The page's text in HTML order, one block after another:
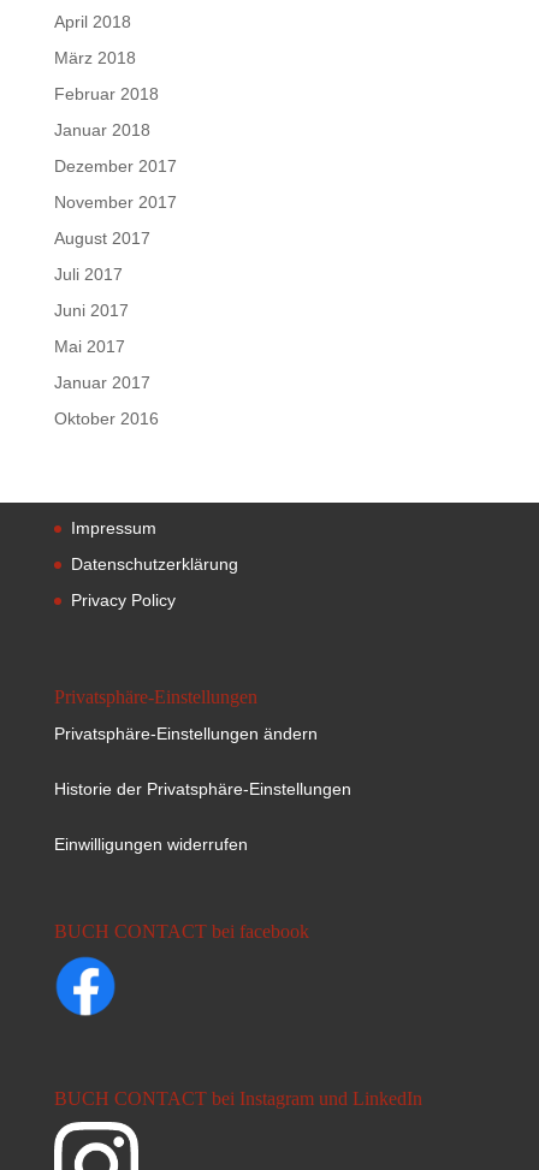
April 2018
März 2018
Februar 2018
Januar 2018
Dezember 2017
November 2017
August 2017
Juli 2017
Juni 2017
Mai 2017
Januar 2017
Oktober 2016
Impressum
Datenschutzerklärung
Privacy Policy
Privatsphäre-Einstellungen
Privatsphäre-Einstellungen ändern
Historie der Privatsphäre-Einstellungen
Einwilligungen widerrufen
BUCH CONTACT bei facebook
BUCH CONTACT bei Instagram und LinkedIn